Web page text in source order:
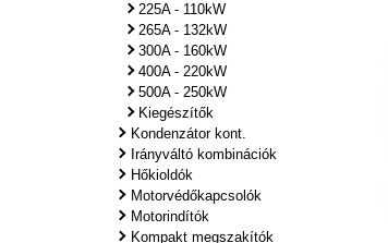
225A - 110kW
265A - 132kW
300A - 160kW
400A - 220kW
500A - 250kW
Kiegészítők
Kondenzátor kont.
Irányváltó kombinációk
Hőkioldók
Motorvédőkapcsolók
Motorindítók
Kompakt megszakítók